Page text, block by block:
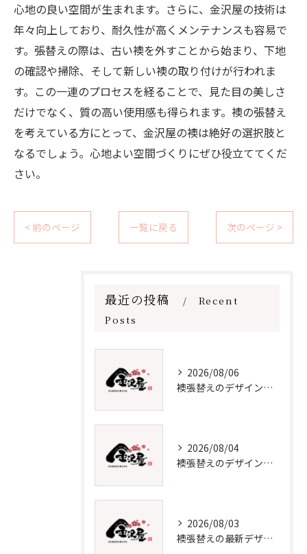
心地の良い空間が生まれます。さらに、金沢屋の技術は
年々向上しており、耐久性が高くメンテナンスも容易で
す。張替えの際は、古い襖を外すことから始まり、下地
の確認や掃除、そして新しい襖の取り付けが行われま
す。この一連のプロセスを経ることで、見た目の美しさ
だけでなく、質の高い使用感も得られます。襖の張替え
を考えている方にとって、金沢屋の襖は絶好の選択肢と
なるでしょう。心地よい空間づくりにぜひ役立ててくだ
さい。
< 前のページ 一覧に戻る 次のページ >
最近の投稿
Recent
Posts
2026/08/06
襖張替えのデザイン技術とメンテナンス法
2026/08/04
襖張替えのデザインと選び方徹底解説
2026/08/03
襖張替えの最新デザインとメンテナンス術